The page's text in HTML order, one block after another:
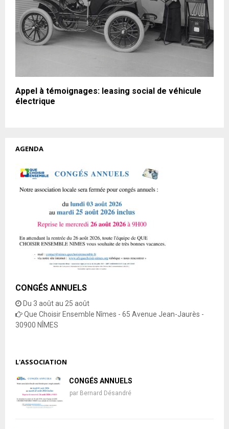
Appel à témoignages: leasing social de véhicule
électrique
AGENDA
CONGÉS ANNUELS
Du 3 août au 25 août
Que Choisir Ensemble Nîmes - 65 Avenue Jean-Jaurès -
30900 NÎMES
L'ASSOCIATION
CONGÉS ANNUELS
par Bernard Désandré